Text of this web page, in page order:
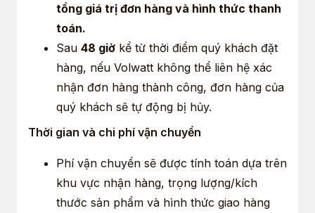
tổng giá trị đơn hàng và hình thức thanh
toán.
Sau 48 giờ kể từ thời điểm quý khách đặt
hàng, nếu Volwatt không thể liên hệ xác
nhận đơn hàng thành công, đơn hàng của
quý khách sẽ tự động bị hủy.
Thời gian và chi phí vận chuyển
Phí vận chuyển sẽ được tính toán dựa trên
khu vực nhận hàng, trọng lượng/kích
thước sản phẩm và hình thức giao hàng